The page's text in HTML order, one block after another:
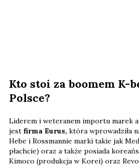
Kto stoi za boomem K-
Polsce?
Liderem i weteranem importu marek
jest firma Eurus, która wprowadziła
Hebe i Rossmannie marki takie jak
płachcie) oraz a także posiada
Kimoco (produkcja w Korei) oraz